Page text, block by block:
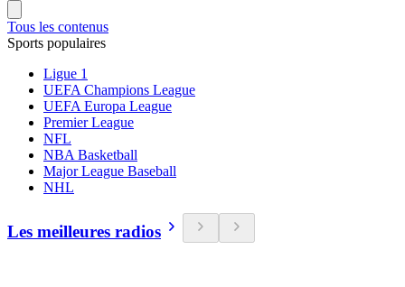
Tous les contenus
Sports populaires
Ligue 1
UEFA Champions League
UEFA Europa League
Premier League
NFL
NBA Basketball
Major League Baseball
NHL
Les meilleures radios